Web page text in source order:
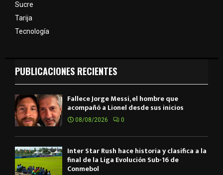
Sucre
Tarija
Tecnología
PUBLICACIONES RECIENTES
Fallece Jorge Messi, el hombre que
acompañó a Lionel desde sus inicios
08/08/2026 0
Inter Star Rush hace historia y clasifica a la
final de la Liga Evolución Sub-16 de
Conmebol